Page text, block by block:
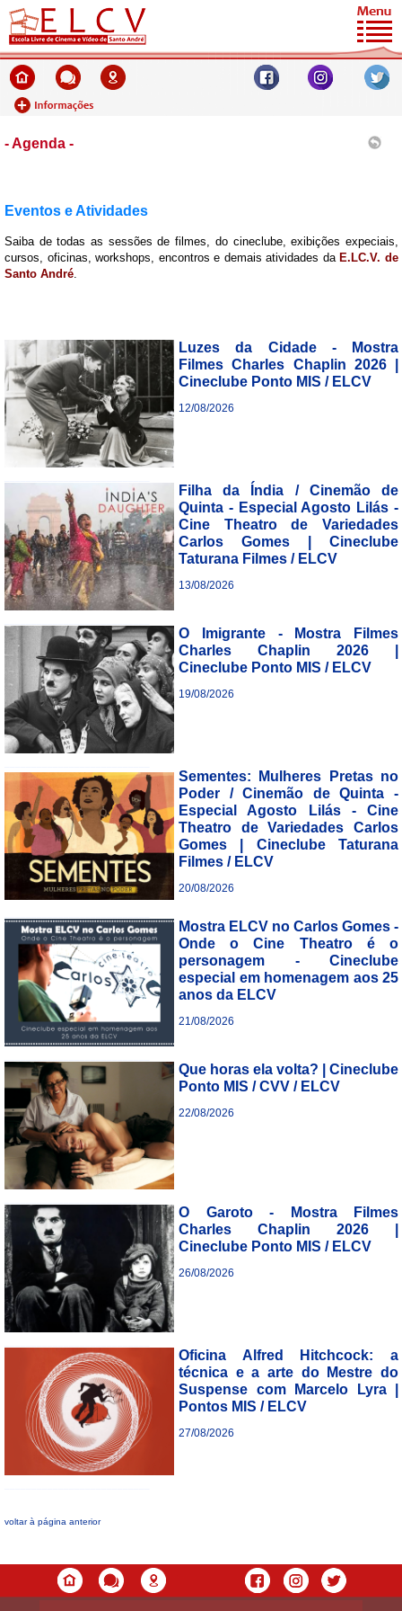
- Agenda -
Eventos e Atividades
Saiba de todas as sessões de filmes, do cineclube, exibições expeciais,
cursos, oficinas, workshops, encontros e demais atividades da E.LC.V. de
Santo André.
Luzes da Cidade - Mostra
Filmes Charles Chaplin 2026 |
Cineclube Ponto MIS / ELCV
12/08/2026
Filha da Índia / Cinemão de
Quinta - Especial Agosto Lilás -
Cine Theatro de Variedades
Carlos Gomes | Cineclube
Taturana Filmes / ELCV
13/08/2026
O Imigrante - Mostra Filmes
Charles Chaplin 2026 |
Cineclube Ponto MIS / ELCV
19/08/2026
Sementes: Mulheres Pretas no
Poder / Cinemão de Quinta -
Especial Agosto Lilás - Cine
Theatro de Variedades Carlos
Gomes | Cineclube Taturana
Filmes / ELCV
20/08/2026
Mostra ELCV no Carlos Gomes -
Onde o Cine Theatro é o
personagem - Cineclube
especial em homenagem aos 25
anos da ELCV
21/08/2026
Que horas ela volta? | Cineclube
Ponto MIS / CVV / ELCV
22/08/2026
O Garoto - Mostra Filmes
Charles Chaplin 2026 |
Cineclube Ponto MIS / ELCV
26/08/2026
Oficina Alfred Hitchcock: a
técnica e a arte do Mestre do
Suspense com Marcelo Lyra |
Pontos MIS / ELCV
27/08/2026
voltar à página anterior